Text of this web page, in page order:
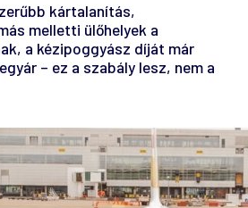
kártalanítás,
melletti ülőhelyek a
a kézipoggyász díját már
– ez a szabály lesz, nem a